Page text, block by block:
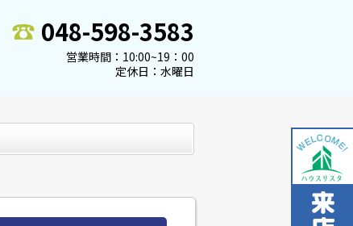
048-598-3583
営業時間：10:00~19：00
定休日：水曜日